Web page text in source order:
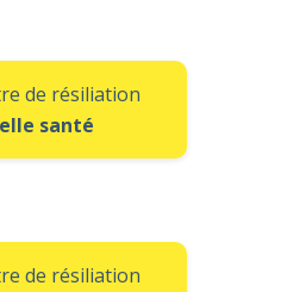
de résiliation
santé
de résiliation